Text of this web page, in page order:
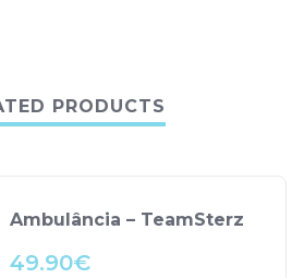
PRODUCTS
Ambulância – TeamSterz
49.90€